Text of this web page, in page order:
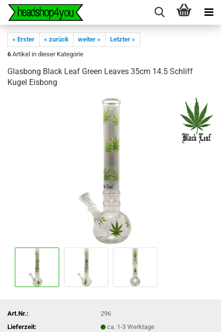
« Erster « zurück weiter »
Letzter »
6 Artikel in dieser Kategorie
Glasbong Black Leaf Green Leaves 35cm 14.5 Schliff
Kugel Eisbong
Art.Nr.:
296
Lieferzeit:
ca. 1-3 Werktage